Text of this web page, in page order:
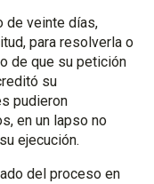
de veinte días,
para resolverla o
de que su petición
su
pudieron
en un lapso no
ejecución.
del proceso en